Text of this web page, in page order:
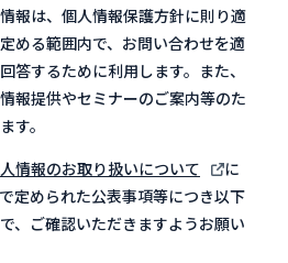
報は、個人情報保護方針に則り適
める範囲内で、お問い合わせを適
答するために利用します。また、
報提供やセミナーのご案内等のた
す。
情報のお取り扱いについて
に
定められた公表事項等につき以下
、ご確認いただきますようお願い